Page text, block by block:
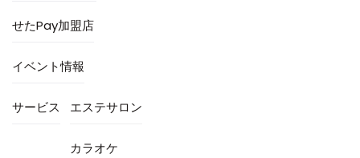
せたPay加盟店
イベント情報
サービス エステサロン
カラオケ